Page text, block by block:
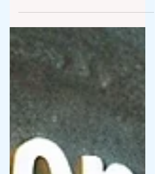
带来了极大的便利和乐趣。今天，我们
要评测的是最新推出的A3 最新三代中文
电视盒。此款电视盒拥有海量中国大
陆、香港和台湾的电影和电视剧资
源，...